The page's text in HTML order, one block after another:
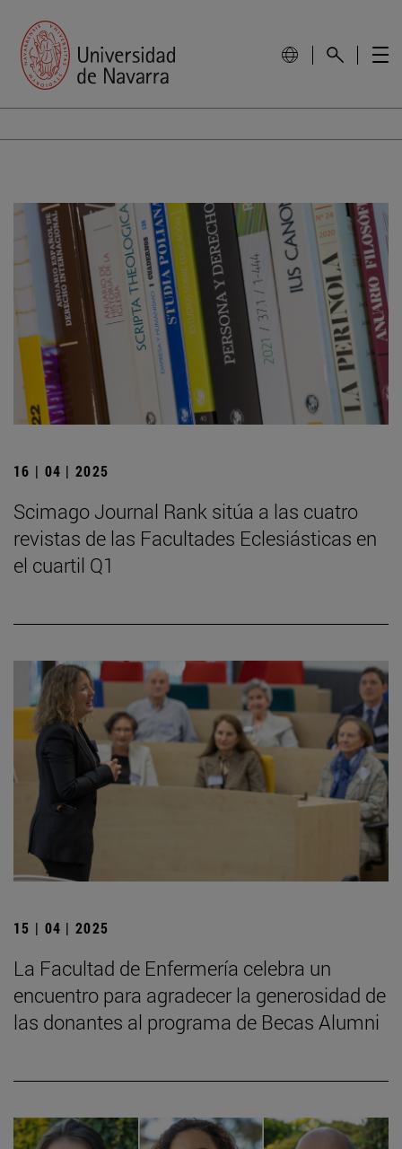
16 | 04 | 2025
Scimago Journal Rank sitúa a las cuatro
revistas de las Facultades Eclesiásticas en
el cuartil Q1
15 | 04 | 2025
La Facultad de Enfermería celebra un
encuentro para agradecer la generosidad de
las donantes al programa de Becas Alumni